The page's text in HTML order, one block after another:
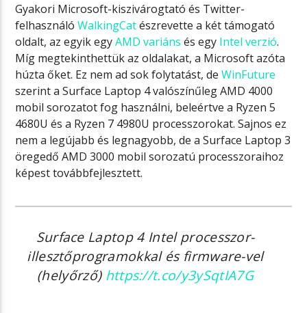
Gyakori Microsoft-kiszivárogtató és Twitter-
felhasználóWalkingCatészrevette a két támogató
oldalt, az egyik egyAMD variáns és egy Intel verzió.
Míg megtekinthettük az oldalakat, a Microsoft azóta
húzta őket. Ez nem ad sok folytatást, deWinFuture
szerint a Surface Laptop 4 valószínűleg AMD 4000
mobil sorozatot fog használni, beleértve a Ryzen 5
4680U és a Ryzen 7 4980U processzorokat. Sajnos ez
nem a legújabb és legnagyobb, de a Surface Laptop 3
öregedő AMD 3000 mobil sorozatú processzoraihoz
képest továbbfejlesztett.
Surface Laptop 4 Intel processzor-
illesztőprogramokkal és firmware-vel
(helyőrző) https://t.co/y3ySqtIA7G